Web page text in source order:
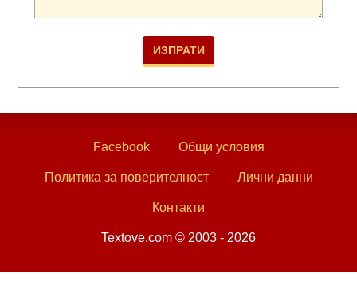
Facebook Общи условия
Политика за поверителност Лични данни
Контакти
Textove.com © 2003 - 2026